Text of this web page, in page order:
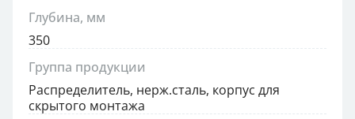
Глубина, мм
350
Группа продукции
Распределитель, нерж.сталь, корпус для
скрытого монтажа